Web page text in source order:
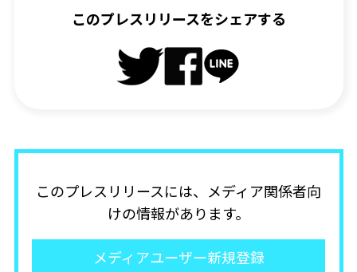
このプレスリリースをシェアする
このプレスリリースには、メディア関係者向
けの情報があります。
メディアユーザー新規登録